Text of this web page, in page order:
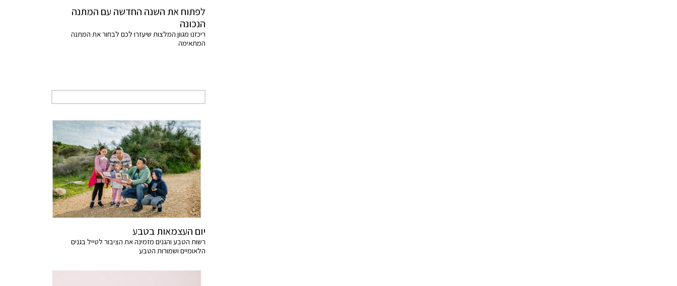
לפתוח את השנה החדשה עם המתנה
הנכונה
ריכזנו מגוון המלצות שיעזרו לכם לבחור את המתנה
המתאימה
יום העצמאות בטבע
רשות הטבע והגנים מזמינה את הציבור לטייל בגנים
הלאומיים ושמורות הטבע